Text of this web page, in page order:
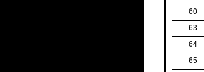
60
63
64
65